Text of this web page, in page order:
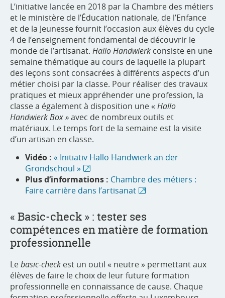
L’initiative lancée en 2018 par la Chambre des métiers
et le ministère de l’Éducation nationale, de l’Enfance
et de la Jeunesse fournit l’occasion aux élèves du cycle
4 de l’enseignement fondamental de découvrir le
monde de l’artisanat. Hallo Handwierk consiste en une
semaine thématique au cours de laquelle la plupart
des leçons sont consacrées à différents aspects d’un
métier choisi par la classe. Pour réaliser des travaux
pratiques et mieux appréhender une profession, la
classe a également à disposition une « Hallo
Handwierk Box »avec de nombreux outils et
matériaux. Le temps fort de la semaine est la visite
d’un artisan en classe.
Vidéo : « Initiativ Hallo Handwierk an der
Grondschoul »
Plus d’informations : Chambre des métiers :
Faire carrière dans l’artisanat
« Basic-check » : tester ses
compétences en matière de formation
professionnelle
Lebasic-check est un outil « neutre » permettant aux
élèves de faire le choix de leur future formation
professionnelle en connaissance de cause. Chaque